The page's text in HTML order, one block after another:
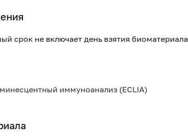
срок не включает день взятия биоматериала
иммуноанализ (ECLIA)